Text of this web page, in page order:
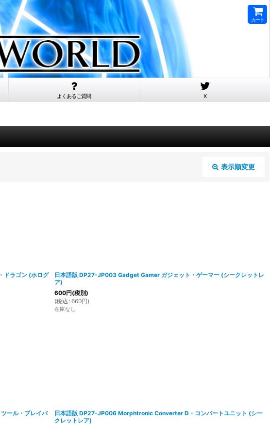
カート
よくあるご質問 X
表示順変更
ドラゴン (ホログ
日本語版 DP27-JP003 Gadget Gamer ガジェット・ゲーマー (シークレットレ
ア)
600円(税別)
(税込 : 660円)
在庫なし
ール・ブレイバ
日本語版 DP27-JP006 Morphtronic Converter D・コンバートユニット (シー
クレットレア)